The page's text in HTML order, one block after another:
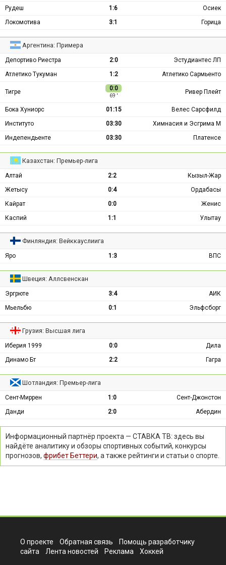
Рудеш
1:6
Осиек
Локомотива
3:1 Горица
Аргентина: Примера
Депортиво Риестра 2:0
Эстудиантес ЛП
Атлетико Тукуман
1:2 Атлетико Сармьенто
Тигре 0:0
69 ′
Ривер Плейт
Бока Хуниорс 01:15
Велес Сарсфилд
Институто
03:30
Химнасия и Эсгрима М
Индепендьенте
03:30 Платенсе
Казахстан: Премьер-лига
Алтай 2:2
Кызыл-Жар
Жетысу
0:4
Ордабасы
Кайрат
0:0
Женис
Каспий
1:1 Улытау
Финляндия: Вейккауслиига
Яро 1:3 ВПС
Швеция: Аллсвенскан
Эргрюте 3:4
АИК
Мьельбю
0:1 Эльфсборг
Грузия: Высшая лига
Иберия 1999 0:0
Дила
Динамо Бт
2:2 Гагра
Шотландия: Премьер-лига
Сент-Миррен 1:0
Сент-Джонстон
Данди
2:0 Абердин
Информационный партнёр проекта — СТАВКА ТВ: здесь вы
найдёте аналитику и обзоры спортивных событий, конкурсы
прогнозов, фрибет Беттери, а также рейтинги и статьи о спорте.
О проекте Обратная связь
Помощь разработчику
сайта
Лента новостей Реклама Хоккей